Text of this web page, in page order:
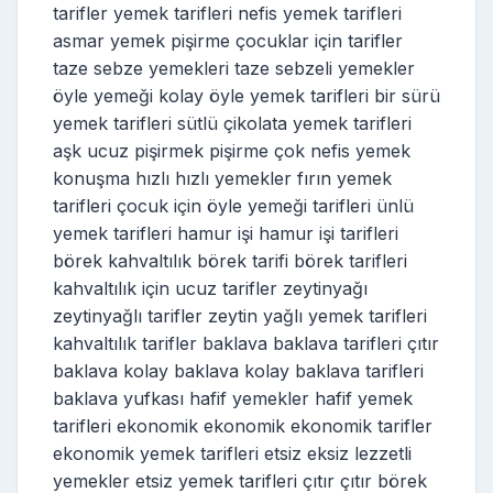
tarifler yemek tarifleri nefis yemek tarifleri
asmar yemek pişirme çocuklar için tarifler
taze sebze yemekleri taze sebzeli yemekler
öyle yemeği kolay öyle yemek tarifleri bir sürü
yemek tarifleri sütlü çikolata yemek tarifleri
aşk ucuz pişirmek pişirme çok nefis yemek
konuşma hızlı hızlı yemekler fırın yemek
tarifleri çocuk için öyle yemeği tarifleri ünlü
yemek tarifleri hamur işi hamur işi tarifleri
börek kahvaltılık börek tarifi börek tarifleri
kahvaltılık için ucuz tarifler zeytinyağı
zeytinyağlı tarifler zeytin yağlı yemek tarifleri
kahvaltılık tarifler baklava baklava tarifleri çıtır
baklava kolay baklava kolay baklava tarifleri
baklava yufkası hafif yemekler hafif yemek
tarifleri ekonomik ekonomik ekonomik tarifler
ekonomik yemek tarifleri etsiz eksiz lezzetli
yemekler etsiz yemek tarifleri çıtır çıtır börek